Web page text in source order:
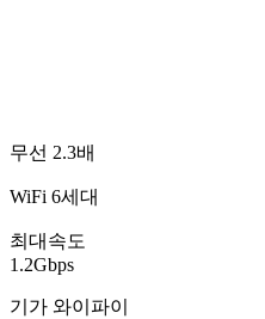
무선 2.3배
WiFi 6세대
최대속도
1.2Gbps
기가 와이파이